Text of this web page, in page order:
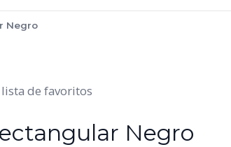
Negro
de favoritos
Negro